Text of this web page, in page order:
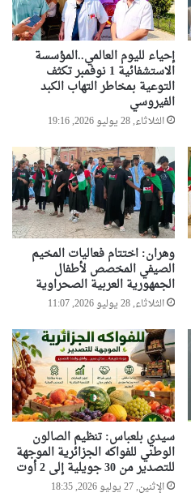
إحياء لليوم العالمي..المؤسسة
الاستشفائية 1 نوفمبر تكثف
التوعية بمخاطر التهاب الكبد
الفيروسي
الثلاثاء, 28 يوليو 2026, 19:16
وهران: اختتام فعاليات المخيم
الصيفي المخصص لأطفال
الجمهورية العربية الصحراوية
الثلاثاء, 28 يوليو 2026, 11:07
سيدي بلعباس: تنظيم الصالون
الوطني للفواكه الجزائرية الموجهة
للتصدير من 30 جويلية إلى 2 أوت
الإثنين, 27 يوليو 2026, 18:35